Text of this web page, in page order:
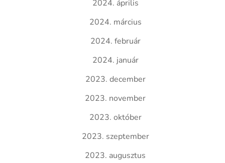
2024. április
2024. március
2024. február
2024. január
2023. december
2023. november
2023. október
2023. szeptember
2023. augusztus